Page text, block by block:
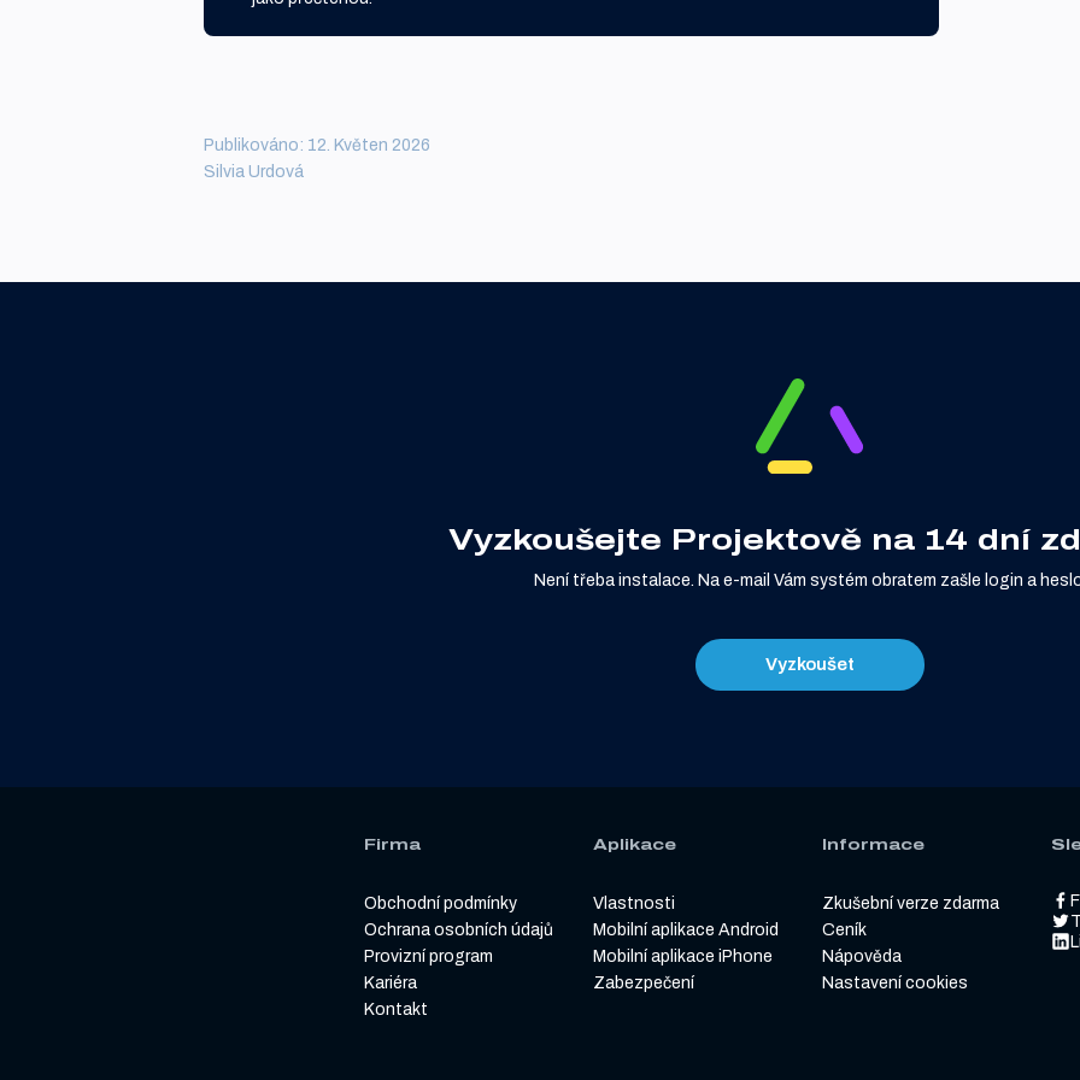
Publikováno: 12. Květen 2026
Silvia Urdová
Vyzkoušejte Projektově na 14 dní
Není třeba instalace. Na e-mail Vám systém obratem zašle login a
Vyzkoušet
Firma
Obchodní podmínky
Ochrana osobních údajů
Provizní program
Kariéra
Kontakt
Aplikace
Vlastnosti
Mobilní aplikace Android
Mobilní aplikace iPhone
Zabezpečení
Informace
Zkušební verze zdarma
Ceník
Nápověda
Nastavení cookies